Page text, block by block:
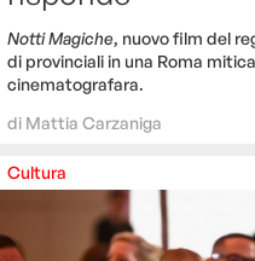
Notti Magiche, nuovo film del
di provinciali in una Roma
cinematografara.
di Mattia Carzaniga
Cultura